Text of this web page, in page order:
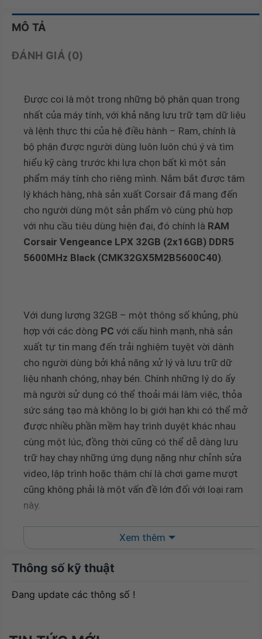
MÔ TẢ
ĐÁNH GIÁ (0)
Được coi là một trong những bộ phận quan trọng
nhất của máy tính, với khả năng lưu trữ tạm dữ liệu
và lệnh thực thi của hệ điều hành – Ram, chính là
bộ phận được người dùng luôn luôn chú ý và tìm
hiểu kỹ càng trước khi lựa chọn bất kì một sản
phẩm máy tính cho riêng mình. Nắm bắt được tâm
lý khách hàng, nhà sản xuất Corsair đã mang đến
cho người dùng một sản phẩm vô cùng phù hợp
với nhu cầu tiêu dùng hiện đại, đó chính là RAM
Corsair Vengeance LPX 32GB (2x16GB) DDR5
5600MHz Black (CMK32GX5M2B5600C40)
Với dung lượng 32GB – một thông số khủng, phù
hợp với các dòng PC với cấu hình mạnh, nhà sản
xuất tự tin mang đến trải nghiệm tuyệt vời dành
cho người dùng bởi khả năng xử lý và lưu trữ dữ
liệu nhanh chóng, nhạy bén. Chính những lý do ấy
mà người sử dụng có thể thoải mái làm việc, thỏa
sức sáng tạo mà không lo bị giới hạn khi có thể mở
được nhiều phần mềm hay trình duyệt khác nhau
cùng một lúc, đồng thời cũng có thể dễ dàng lưu
trữ hay chạy những ứng dụng nặng như chỉnh sửa
video, lập trình hoặc thậm chí là chơi game mượt
cũng không phải là một vấn đề lớn đối với loại ram
này.
Xem thêm
Thông số kỹ thuật
Đang update các thông số !